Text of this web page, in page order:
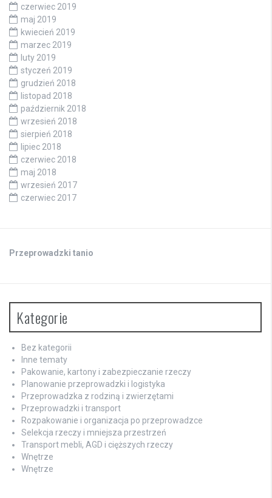
czerwiec 2019
maj 2019
kwiecień 2019
marzec 2019
luty 2019
styczeń 2019
grudzień 2018
listopad 2018
październik 2018
wrzesień 2018
sierpień 2018
lipiec 2018
czerwiec 2018
maj 2018
wrzesień 2017
czerwiec 2017
Przeprowadzki tanio
Kategorie
Bez kategorii
Inne tematy
Pakowanie, kartony i zabezpieczanie rzeczy
Planowanie przeprowadzki i logistyka
Przeprowadzka z rodziną i zwierzętami
Przeprowadzki i transport
Rozpakowanie i organizacja po przeprowadzce
Selekcja rzeczy i mniejsza przestrzeń
Transport mebli, AGD i cięższych rzeczy
Wnętrze
Wnętrze